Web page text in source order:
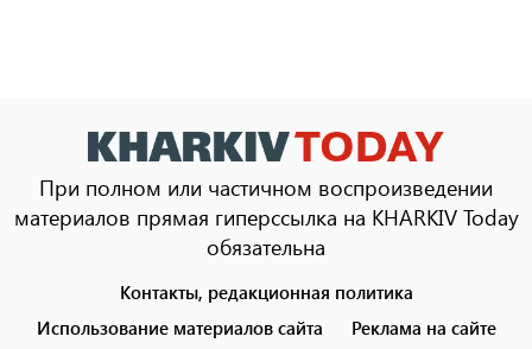
При полном или частичном воспроизведении
материалов прямая гиперссылка на KHARKIV Today
обязательна
menu
Контакты, редакционная политика
Использование материалов сайта
Реклама на сайте